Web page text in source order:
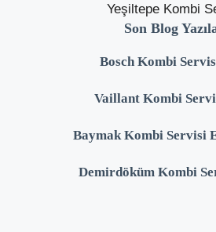
Yeşiltepe Kombi
Son Blog
Bosch Kombi
Vaillant Kombi
Baymak Kombi Servisi
Demirdöküm Kombi